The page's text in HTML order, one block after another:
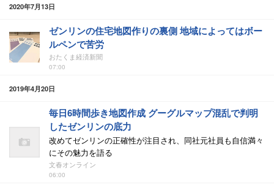
2020年7月13日
ゼンリンの住宅地図作りの裏側 地域によってはボー
ルペンで苦労
おたくま経済新聞
07:00
2019年4月20日
毎日6時間歩き地図作成 グーグルマップ混乱で判明
したゼンリンの底力
改めてゼンリンの正確性が注目され、同社元社員も自信満々
にその魅力を語る
文春オンライン
06:00